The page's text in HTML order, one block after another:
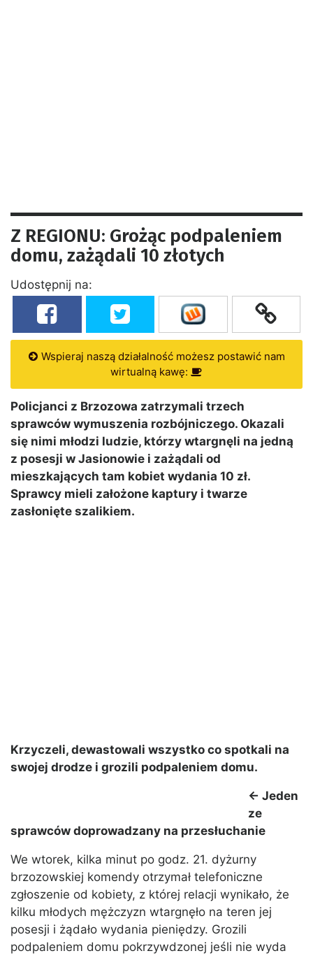
Z REGIONU: Grożąc podpaleniem
domu, zażądali 10 złotych
Udostępnij na:
Wspieraj naszą działalność możesz postawić nam
wirtualną kawę:
Policjanci z Brzozowa zatrzymali trzech
sprawców wymuszenia rozbójniczego. Okazali
się nimi młodzi ludzie, którzy wtargnęli na jedną
z posesji w Jasionowie i zażądali od
mieszkających tam kobiet wydania 10 zł.
Sprawcy mieli założone kaptury i twarze
zasłonięte szalikiem.
Krzyczeli, dewastowali wszystko co spotkali na
swojej drodze i grozili podpaleniem domu.
<- Jeden
ze
sprawców doprowadzany na przesłuchanie
We wtorek, kilka minut po godz. 21. dyżurny
brzozowskiej komendy otrzymał telefoniczne
zgłoszenie od kobiety, z której relacji wynikało, że
kilku młodych mężczyzn wtargnęło na teren jej
posesji i żądało wydania pieniędzy. Grozili
podpaleniem domu pokrzywdzonej jeśli nie wyda